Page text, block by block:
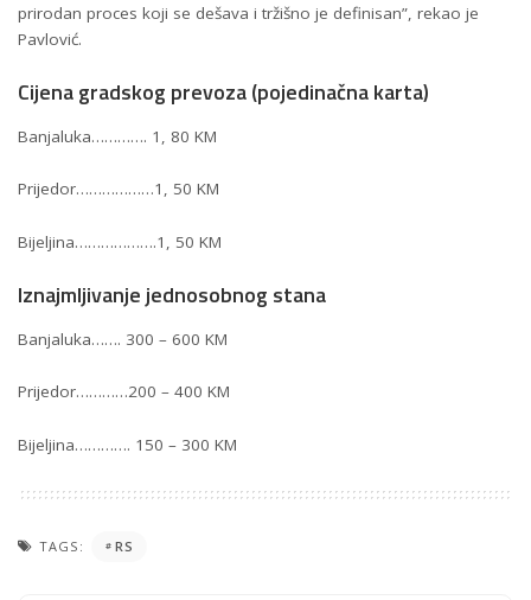
prirodan proces koji se dešava i tržišno je definisan”, rekao je
Pavlović.
Cijena gradskog prevoza (pojedinačna karta)
Banjaluka…………. 1, 80 KM
Prijedor………………1, 50 KM
Bijeljina……………….1, 50 KM
Iznajmljivanje jednosobnog stana
Banjaluka……. 300 – 600 KM
Prijedor…………200 – 400 KM
Bijeljina…………. 150 – 300 KM
TAGS: RS